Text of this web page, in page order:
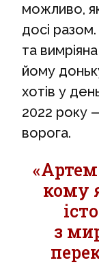
можливо,
досі
та
йому
хотів у
2022 року
ворога.
кому
з